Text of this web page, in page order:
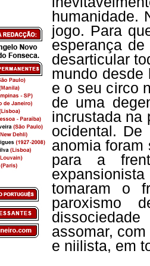
humanidade.
jogo. Para
esperança
desarticular
mundo desde
e o seu circo
de uma
incrustada na
ocidental.
anomia foram
para a
tomaram o
paroxismo
assomar,
e niilista, em